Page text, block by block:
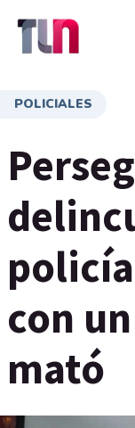
POLICIALES
con
mató